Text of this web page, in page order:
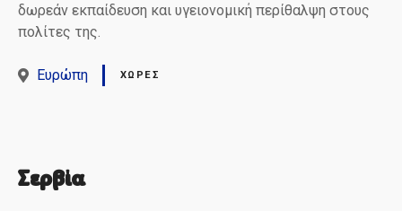
δωρεάν εκπαίδευση και υγειονομική περίθαλψη στους
πολίτες της.
Ευρώπη ΧΏΡΕΣ
Σερβία